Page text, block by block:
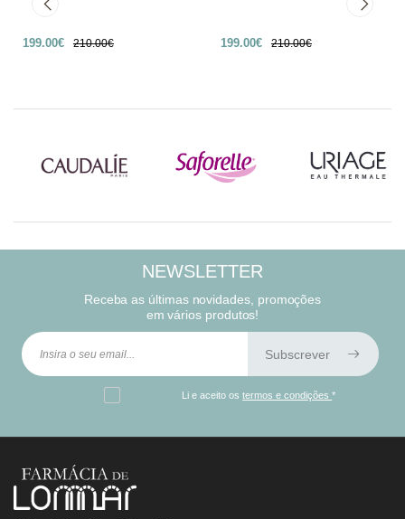
199.00€ 210.00€ 199.00€ 210.00€
NEWSLETTER
Receba as últimas novidades, promoções
em vários produtos!
Subscrever
Li e aceito ostermos e condições*